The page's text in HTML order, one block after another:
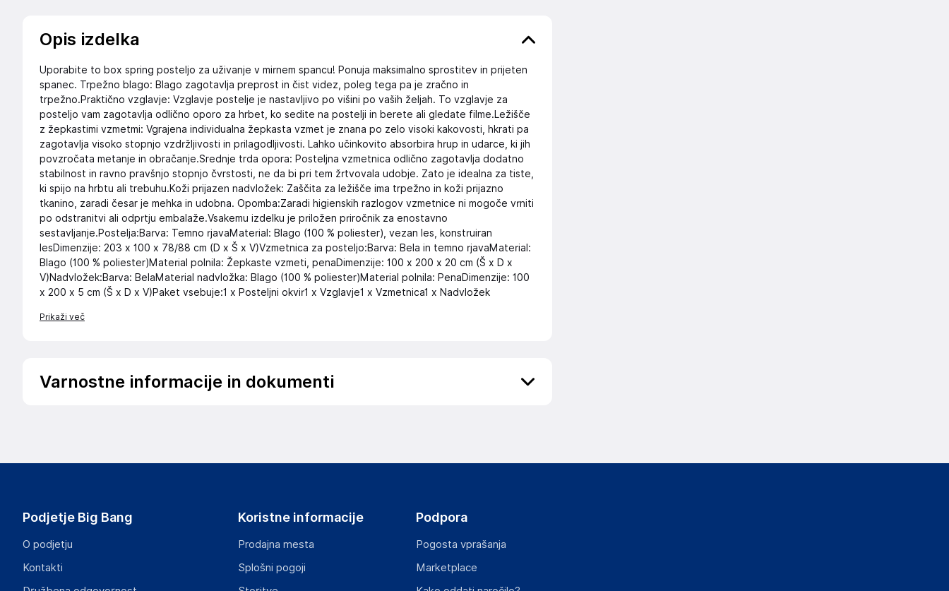
Opis izdelka
Uporabite to box spring posteljo za uživanje v mirnem spancu! Ponuja maksimalno sprostitev in prijeten
spanec. Trpežno blago: Blago zagotavlja preprost in čist videz, poleg tega pa je zračno in
trpežno.Praktično vzglavje: Vzglavje postelje je nastavljivo po višini po vaših željah. To vzglavje za
posteljo vam zagotavlja odlično oporo za hrbet, ko sedite na postelji in berete ali gledate filme.Ležišče
z žepkastimi vzmetmi: Vgrajena individualna žepkasta vzmet je znana po zelo visoki kakovosti, hkrati pa
zagotavlja visoko stopnjo vzdržljivosti in prilagodljivosti. Lahko učinkovito absorbira hrup in udarce, ki jih
povzročata metanje in obračanje.Srednje trda opora: Posteljna vzmetnica odlično zagotavlja dodatno
stabilnost in ravno pravšnjo stopnjo čvrstosti, ne da bi pri tem žrtvovala udobje. Zato je idealna za tiste,
ki spijo na hrbtu ali trebuhu.Koži prijazen nadvložek: Zaščita za ležišče ima trpežno in koži prijazno
tkanino, zaradi česar je mehka in udobna. Opomba:Zaradi higienskih razlogov vzmetnice ni mogoče vrniti
po odstranitvi ali odprtju embalaže.Vsakemu izdelku je priložen priročnik za enostavno
sestavljanje.Postelja:Barva: Temno rjavaMaterial: Blago (100 % poliester), vezan les, konstruiran
lesDimenzije: 203 x 100 x 78/88 cm (D x Š x V)Vzmetnica za posteljo:Barva: Bela in temno rjavaMaterial:
Blago (100 % poliester)Material polnila: Žepkaste vzmeti, penaDimenzije: 100 x 200 x 20 cm (Š x D x
V)Nadvložek:Barva: BelaMaterial nadvložka: Blago (100 % poliester)Material polnila: PenaDimenzije: 100
x 200 x 5 cm (Š x D x V)Paket vsebuje:1 x Posteljni okvir1 x Vzglavje1 x Vzmetnica1 x Nadvložek
Prikaži več
Varnostne informacije in dokumenti
Compliance-safety@vidaxl.com
Gospodarski subjekt s sedežem v EU, ki zagotavlja skladnost izdelka z zahtevanimi predpisi.
Podjetje Big Bang
O podjetju
Kontakti
Koristne informacije
Prodajna mesta
Splošni pogoji
Podpora
Pogosta vprašanja
Marketplace